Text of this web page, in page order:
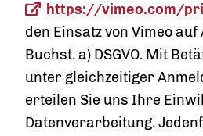
https://vimeo.com/
den Einsatz von Vimeo auf
Buchst. a) DSGVO. Mit
unter gleichzeitiger
erteilen Sie uns Ihre
Datenverarbeitung.